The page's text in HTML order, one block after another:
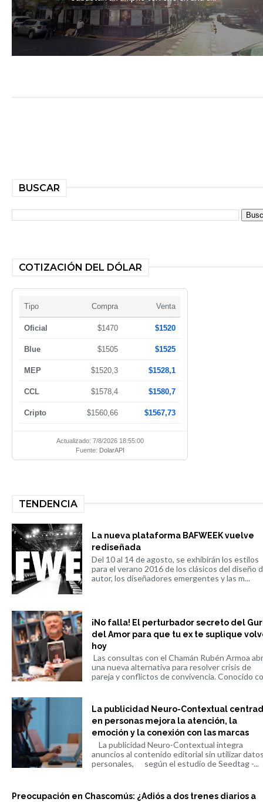
BUSCAR
COTIZACIÓN DEL DÓLAR
Tipo Compra Venta
Oficial $1470 $1520
Blue $1505 $1525
MEP $1520,3 $1528,1
CCL $1578,4 $1580,7
Cripto $1560,66 $1567,73
Actualizado: 7/8/2026 18:55:00
Fuente: DolarAPI
TENDENCIA
La nueva plataforma BAFWEEK vuelve
rediseñada
Del 10 al 14 de agosto, se exhibirán los estilos
para el verano 2016 de los clásicos del diseño
autor, los diseñadores emergentes y las m...
¡No falla! El perturbador secreto del
del Amor para que tu ex te suplique
hoy
Las consultas con el Chamán Rubén Armoa
una nueva alternativa para resolver crisis de
pareja y conflictos de convivencia. Conocido
La publicidad Neuro-Contextual
en personas mejora la atención, la
emoción y la conexión con las marcas
La publicidad Neuro-Contextual integra
anuncios al contenido editorial sin utilizar
personales, según el estudio de Seedtag -...
Preocupación en Chascomús: ¿Adiós a dos trenes diarios a